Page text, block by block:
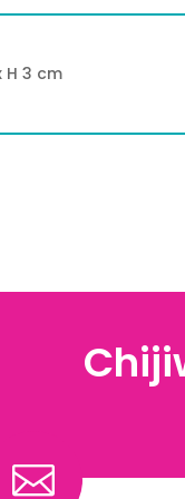
H 3 cm
